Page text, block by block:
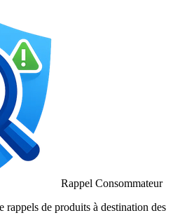
Rappel Consommateur
rappels de produits à destination des